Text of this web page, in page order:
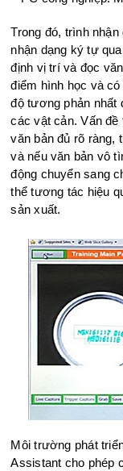
Trong đó, trình
nhận dạng ký tự
định vị trí và đọc
điểm hình học và
độ tương phản nhất
các vật cản. Vấn
văn bản đủ rõ ràng,
và nếu văn bản vô
động chuyển sang
thể tương tác hiệu
sản xuất.
Môi trường phát
Assistant cho phép